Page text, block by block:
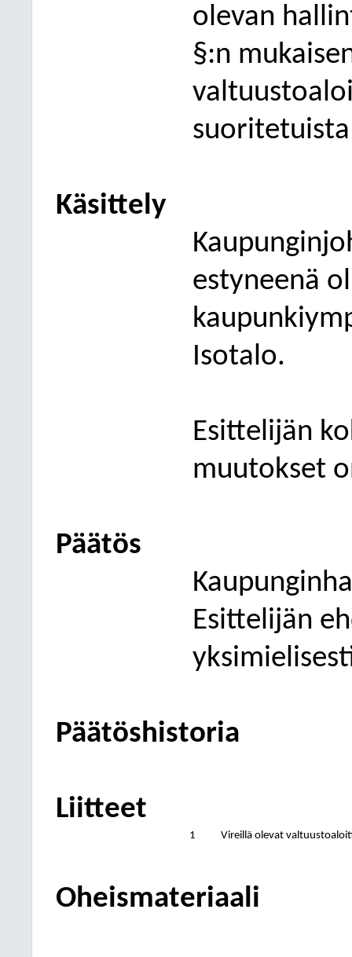
olevan
§:n
Käsittely
estyneenä
Isotalo.
Esittelijän
muutokset
Päätös
Esittelijän
Päätöshistoria
Liitteet
1 Vireillä olevat
Oheismateriaali